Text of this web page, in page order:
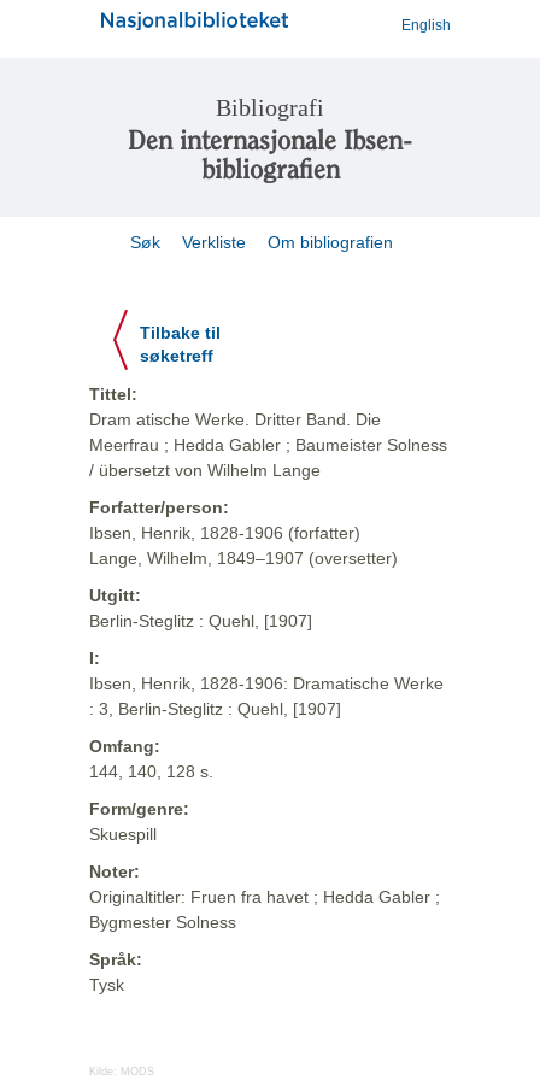
English
Bibliografi
Den internasjonale Ibsen-
bibliografien
Søk Verkliste Om bibliografien
Tilbake til
søketreff
Tittel:
Dram atische Werke. Dritter Band. Die
Meerfrau ; Hedda Gabler ; Baumeister Solness
/ übersetzt von Wilhelm Lange
Forfatter/person:
Ibsen, Henrik, 1828-1906 (forfatter)
Lange, Wilhelm, 1849–1907 (oversetter)
Utgitt:
Berlin-Steglitz : Quehl, [1907]
I:
Ibsen, Henrik, 1828-1906: Dramatische Werke
: 3, Berlin-Steglitz : Quehl, [1907]
Omfang:
144, 140, 128 s.
Form/genre:
Skuespill
Noter:
Originaltitler: Fruen fra havet ; Hedda Gabler ;
Bygmester Solness
Språk:
Tysk
Kilde: MODS